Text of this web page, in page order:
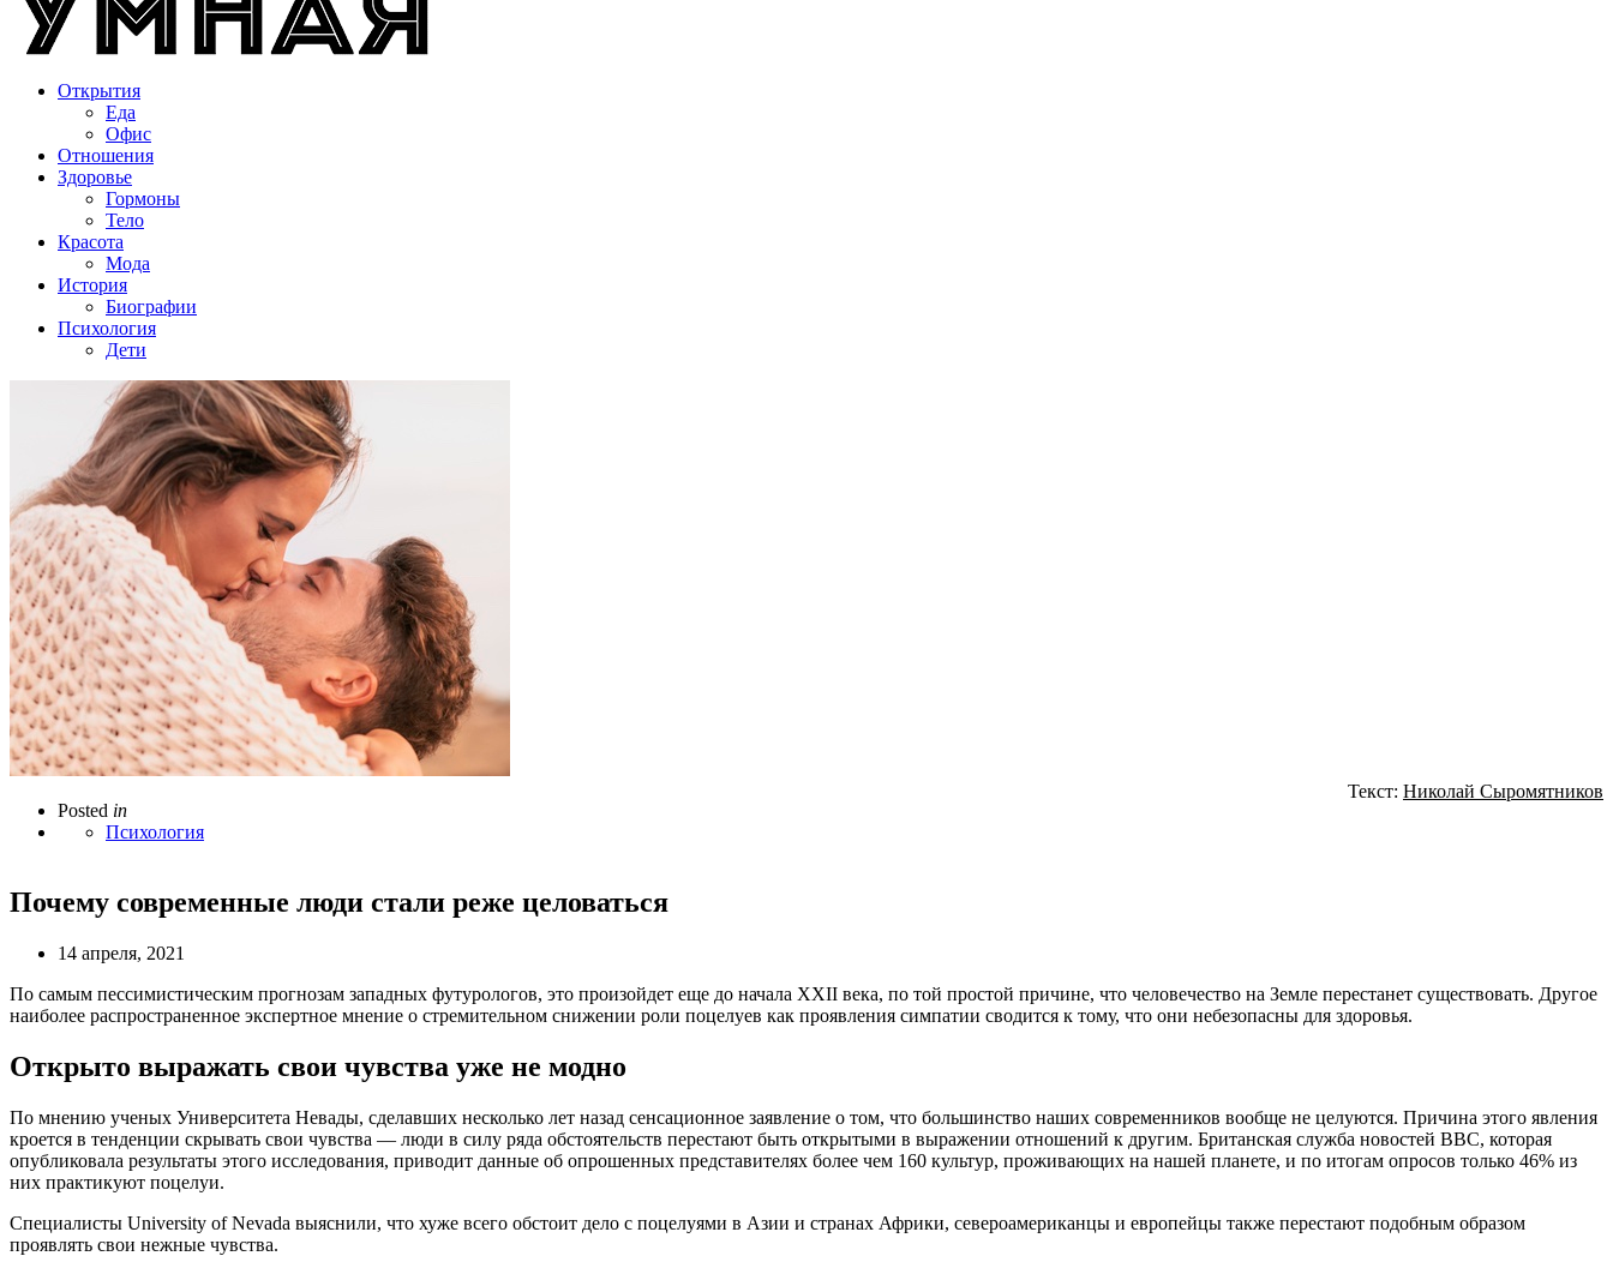
Открытия
Еда
Офис
Отношения
Здоровье
Гормоны
Тело
Красота
Мода
История
Биографии
Психология
Дети
Posted in
Психология
Текст: Николай Сыромятников
Почему современные люди стали реже целоваться
14 апреля, 2021
По самым пессимистическим прогнозам западных футурологов, это произойдет еще до начала XXII века, по той простой причине, что человечество на Земле перестанет существовать. Другое
наиболее распространенное экспертное мнение о стремительном снижении роли поцелуев как проявления симпатии сводится к тому, что они небезопасны для здоровья.
Открыто выражать свои чувства уже не модно
По мнению ученых Университета Невады, сделавших несколько лет назад сенсационное заявление о том, что большинство наших современников вообще не целуются. Причина этого явления
кроется в тенденции скрывать свои чувства — люди в силу ряда обстоятельств перестают быть открытыми в выражении отношений к другим. Британская служба новостей ВВС, которая
опубликовала результаты этого исследования, приводит данные об опрошенных представителях более чем 160 культур, проживающих на нашей планете, и по итогам опросов только 46% из
них практикуют поцелуи.
Специалисты University of Nevada выяснили, что хуже всего обстоит дело с поцелуями в Азии и странах Африки, североамериканцы и европейцы также перестают подобным образом
проявлять свои нежные чувства.